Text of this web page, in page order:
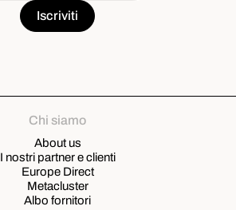
Chi siamo
About us
I nostri partner e clienti
Europe Direct
Metacluster
Albo fornitori